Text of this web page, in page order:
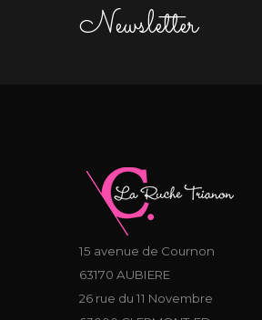
Newsletter
15 avenue de Cournon
63170 AUBIERE
26 rue du 11 Novembre